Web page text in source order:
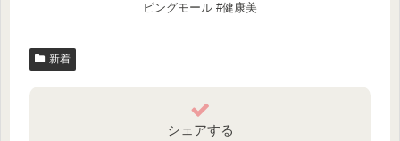
ピングモール #健康美
新着
シェアする